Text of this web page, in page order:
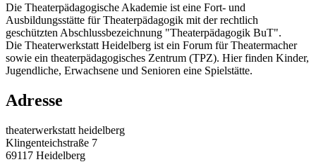
Die Theaterpädagogische Akademie ist eine Fort- und
Ausbildungsstätte für Theaterpädagogik mit der rechtlich
geschützten Abschlussbezeichnung "Theaterpädagogik BuT".
Die Theaterwerkstatt Heidelberg ist ein Forum für Theatermacher
sowie ein theaterpädagogisches Zentrum (TPZ). Hier finden Kinder,
Jugendliche, Erwachsene und Senioren eine Spielstätte.
Adresse
theaterwerkstatt heidelberg
Klingenteichstraße 7
69117 Heidelberg